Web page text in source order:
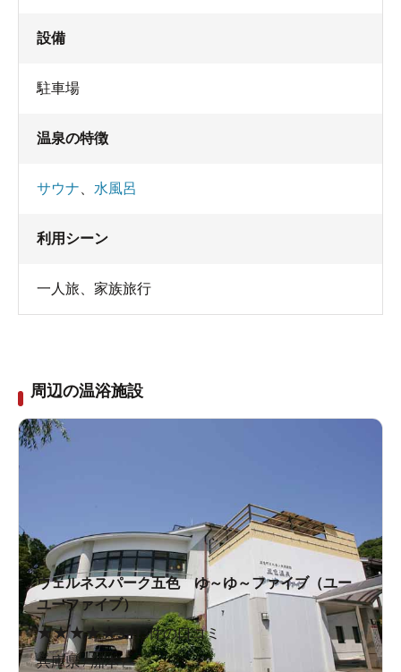
設備
駐車場
温泉の特徴
サウナ 水風呂
利用シーン
一人旅 家族旅行
周辺の温浴施設
ウェルネスパーク五色 ゆ～ゆ～ファイブ（ユー
ユーファイブ）
★★★★★3.113件の口コミ
兵庫県 / 洲本 /